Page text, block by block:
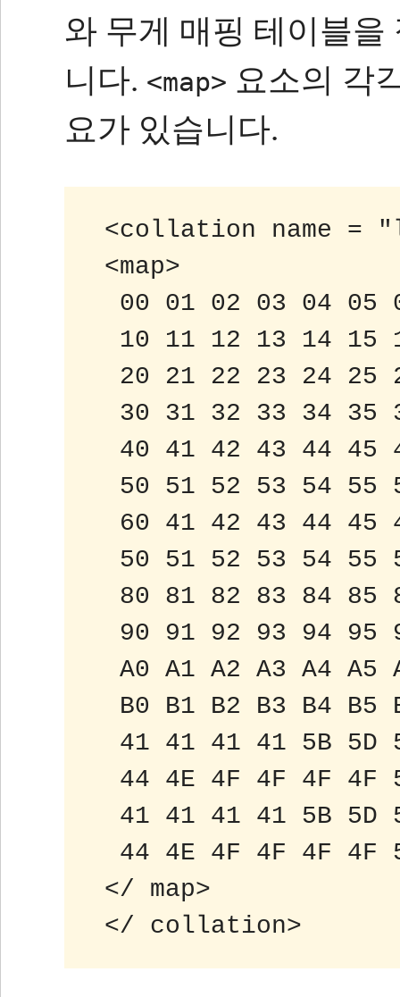
와 무게 매핑 테이블
니다. <map> 요소의 각
요가 있습니다.
<collat​​ion name =
<map>
00 01 02 03 04 05
10 11 12 13 14 15
20 21 22 23 24 25
30 31 32 33 34 35
40 41 42 43 44 45
50 51 52 53 54 55
60 41 42 43 44 45
50 51 52 53 54 55
80 81 82 83 84 85
90 91 92 93 94 95
A0 A1 A2 A3 A4 A5
B0 B1 B2 B3 B4 B5
41 41 41 41 5B 5D
44 4E 4F 4F 4F 4F
41 41 41 41 5B 5D
44 4E 4F 4F 4F 4F
</ map>
</ collat​​ion>